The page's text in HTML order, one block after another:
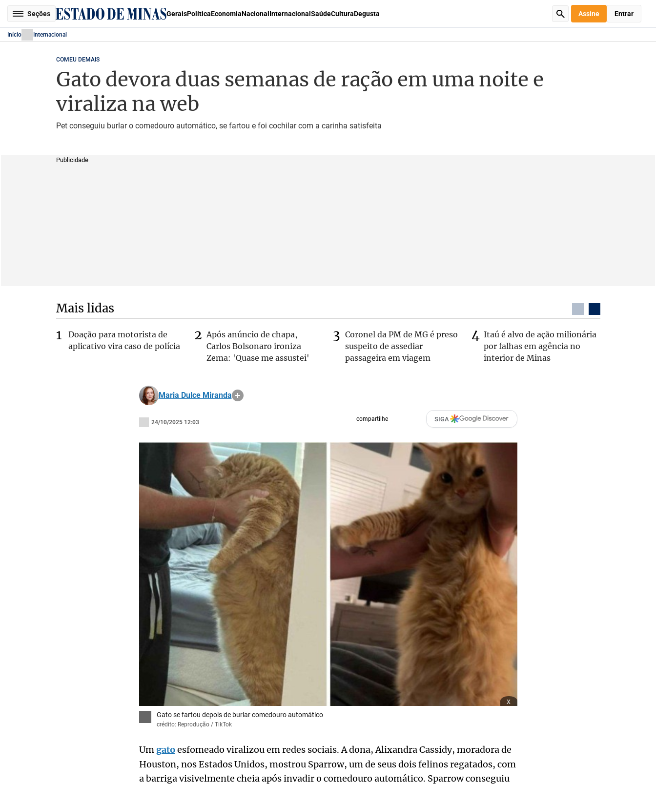
Seções GeraisPolíticaEconomiaNacional Internacional SaúdeCulturaDegusta Assine Entrar
Início Internacional
COMEU DEMAIS
Gato devora duas semanas de ração em uma noite e
viraliza na web
Pet conseguiu burlar o comedouro automático, se fartou e foi cochilar com a carinha satisfeita
Publicidade
Mais lidas
Doação para motorista de
aplicativo vira caso de polícia
Após anúncio de chapa,
Carlos Bolsonaro ironiza
Zema: 'Quase me assustei'
Coronel da PM de MG é preso
suspeito de assediar
passageira em viagem
Itaú é alvo de ação milionária
por falhas em agência no
interior de Minas
Maria Dulce Miranda
24/10/2025 12:03 compartilhe SIGA
x
Gato se fartou depois de burlar comedouro automático
crédito: Reprodução / TikTok
Um gatoesfomeado viralizou em redes sociais. A dona, Alixandra Cassidy, moradora de
Houston, nos Estados Unidos, mostrou Sparrow, um de seus dois felinos regatados, com
a barriga visivelmente cheia após invadir o comedouro automático. Sparrow conseguiu